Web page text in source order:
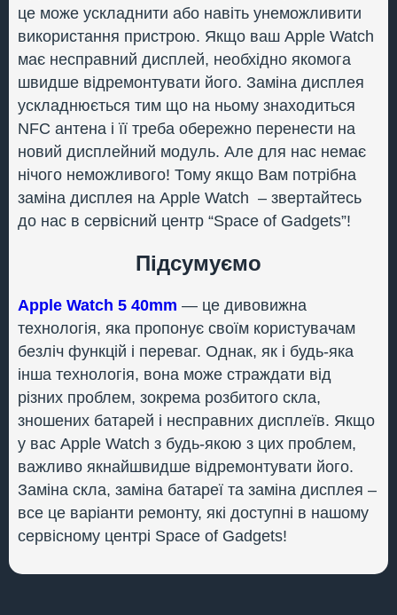
це може ускладнити або навіть унеможливити
використання пристрою. Якщо ваш Apple Watch
має несправний дисплей, необхідно якомога
швидше відремонтувати його. Заміна дисплея
ускладнюється тим що на ньому знаходиться
NFC антена і її треба обережно перенести на
новий дисплейний модуль. Але для нас немає
нічого неможливого! Тому якщо Вам потрібна
заміна дисплея на Apple Watch – звертайтесь
до нас в сервісний центр “Space of Gadgets”!
Підсумуємо
Apple Watch 5 40mm — це дивовижна
технологія, яка пропонує своїм користувачам
безліч функцій і переваг. Однак, як і будь-яка
інша технологія, вона може страждати від
різних проблем, зокрема розбитого скла,
зношених батарей і несправних дисплеїв. Якщо
у вас Apple Watch з будь-якою з цих проблем,
важливо якнайшвидше відремонтувати його.
Заміна скла, заміна батареї та заміна дисплея –
все це варіанти ремонту, які доступні в нашому
сервісному центрі Space of Gadgets!